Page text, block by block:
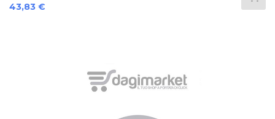
Prezzo
43,83 €